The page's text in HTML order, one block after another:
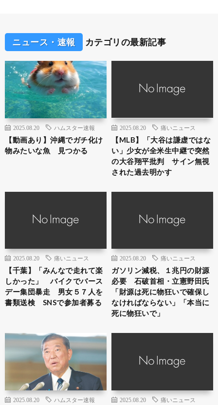
ニュース・速報 カテゴリの最新記事
2025.08.20 ハムスター速報
【動画あり】沖縄でガチ化け
物みたいな魚 見つかる
2025.08.20 痛いニュース
【MLB】「大谷は謙虚ではな
い」少女が全米生中継で突然
の大谷翔平批判 サイン無視
された過去明かす
2025.08.20 痛いニュース
【千葉】「みんなで走れて楽
しかった」 バイクでバース
デー集団暴走 男女５７人を
書類送検 SNSで参加者募る
2025.08.20 痛いニュース
ガソリン減税、１兆円の財源
必要 石破首相・立憲野田氏
「財源は死に物狂いで確保し
なければならない」「本当に
死に物狂いで」
2025.08.20 ハムスター速報 2025.08.20 痛いニュース